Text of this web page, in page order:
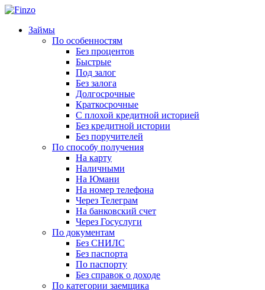
Займы
По особенностям
Без процентов
Быстрые
Под залог
Без залога
Долгосрочные
Краткосрочные
С плохой кредитной историей
Без кредитной истории
Без поручителей
По способу получения
На карту
Наличными
На Юмани
На номер телефона
Через Телеграм
На банковский счет
Через Госуслуги
По документам
Без СНИЛС
Без паспорта
По паспорту
Без справок о доходе
По категории заемщика